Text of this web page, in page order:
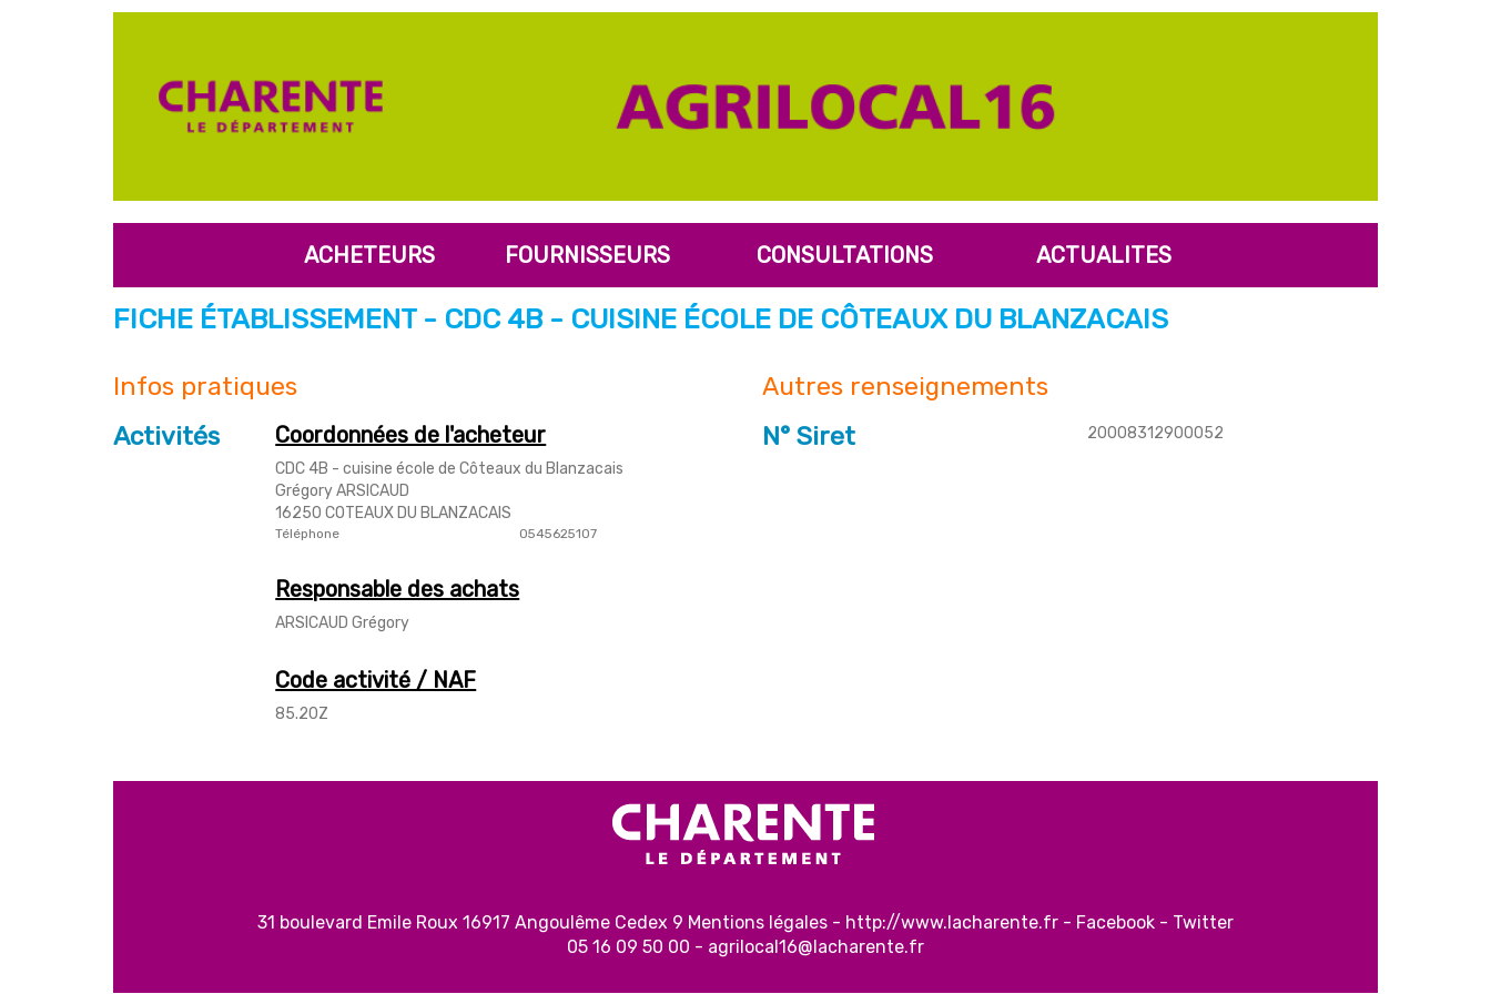
ACHETEURS FOURNISSEURS CONSULTATIONS ACTUALITES
FICHE ÉTABLISSEMENT - CDC 4B - CUISINE ÉCOLE DE CÔTEAUX DU BLANZACAIS
Infos pratiques
Activités
Coordonnées de l'acheteur
CDC 4B - cuisine école de Côteaux du Blanzacais
Grégory ARSICAUD
16250 COTEAUX DU BLANZACAIS
Téléphone 0545625107
Responsable des achats
ARSICAUD Grégory
Code activité / NAF
85.20Z
Autres renseignements
N° Siret
20008312900052
31 boulevard Emile Roux 16917 Angoulême Cedex 9 Mentions légales - http://www.lacharente.fr - Facebook - Twitter
05 16 09 50 00 - agrilocal16@lacharente.fr